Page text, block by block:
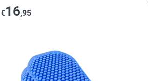
€16,95